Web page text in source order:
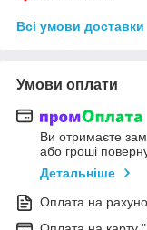
Всі умови доставки
Умови оплати
Ви отримаєте
або гроші
Детальніше
Оплата на